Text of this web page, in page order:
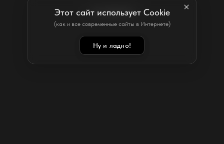
Этот сайт использует Cookie
(как и все современные сайты в Интернете)
Ну и ладно!
НА ГЛАВНУЮ